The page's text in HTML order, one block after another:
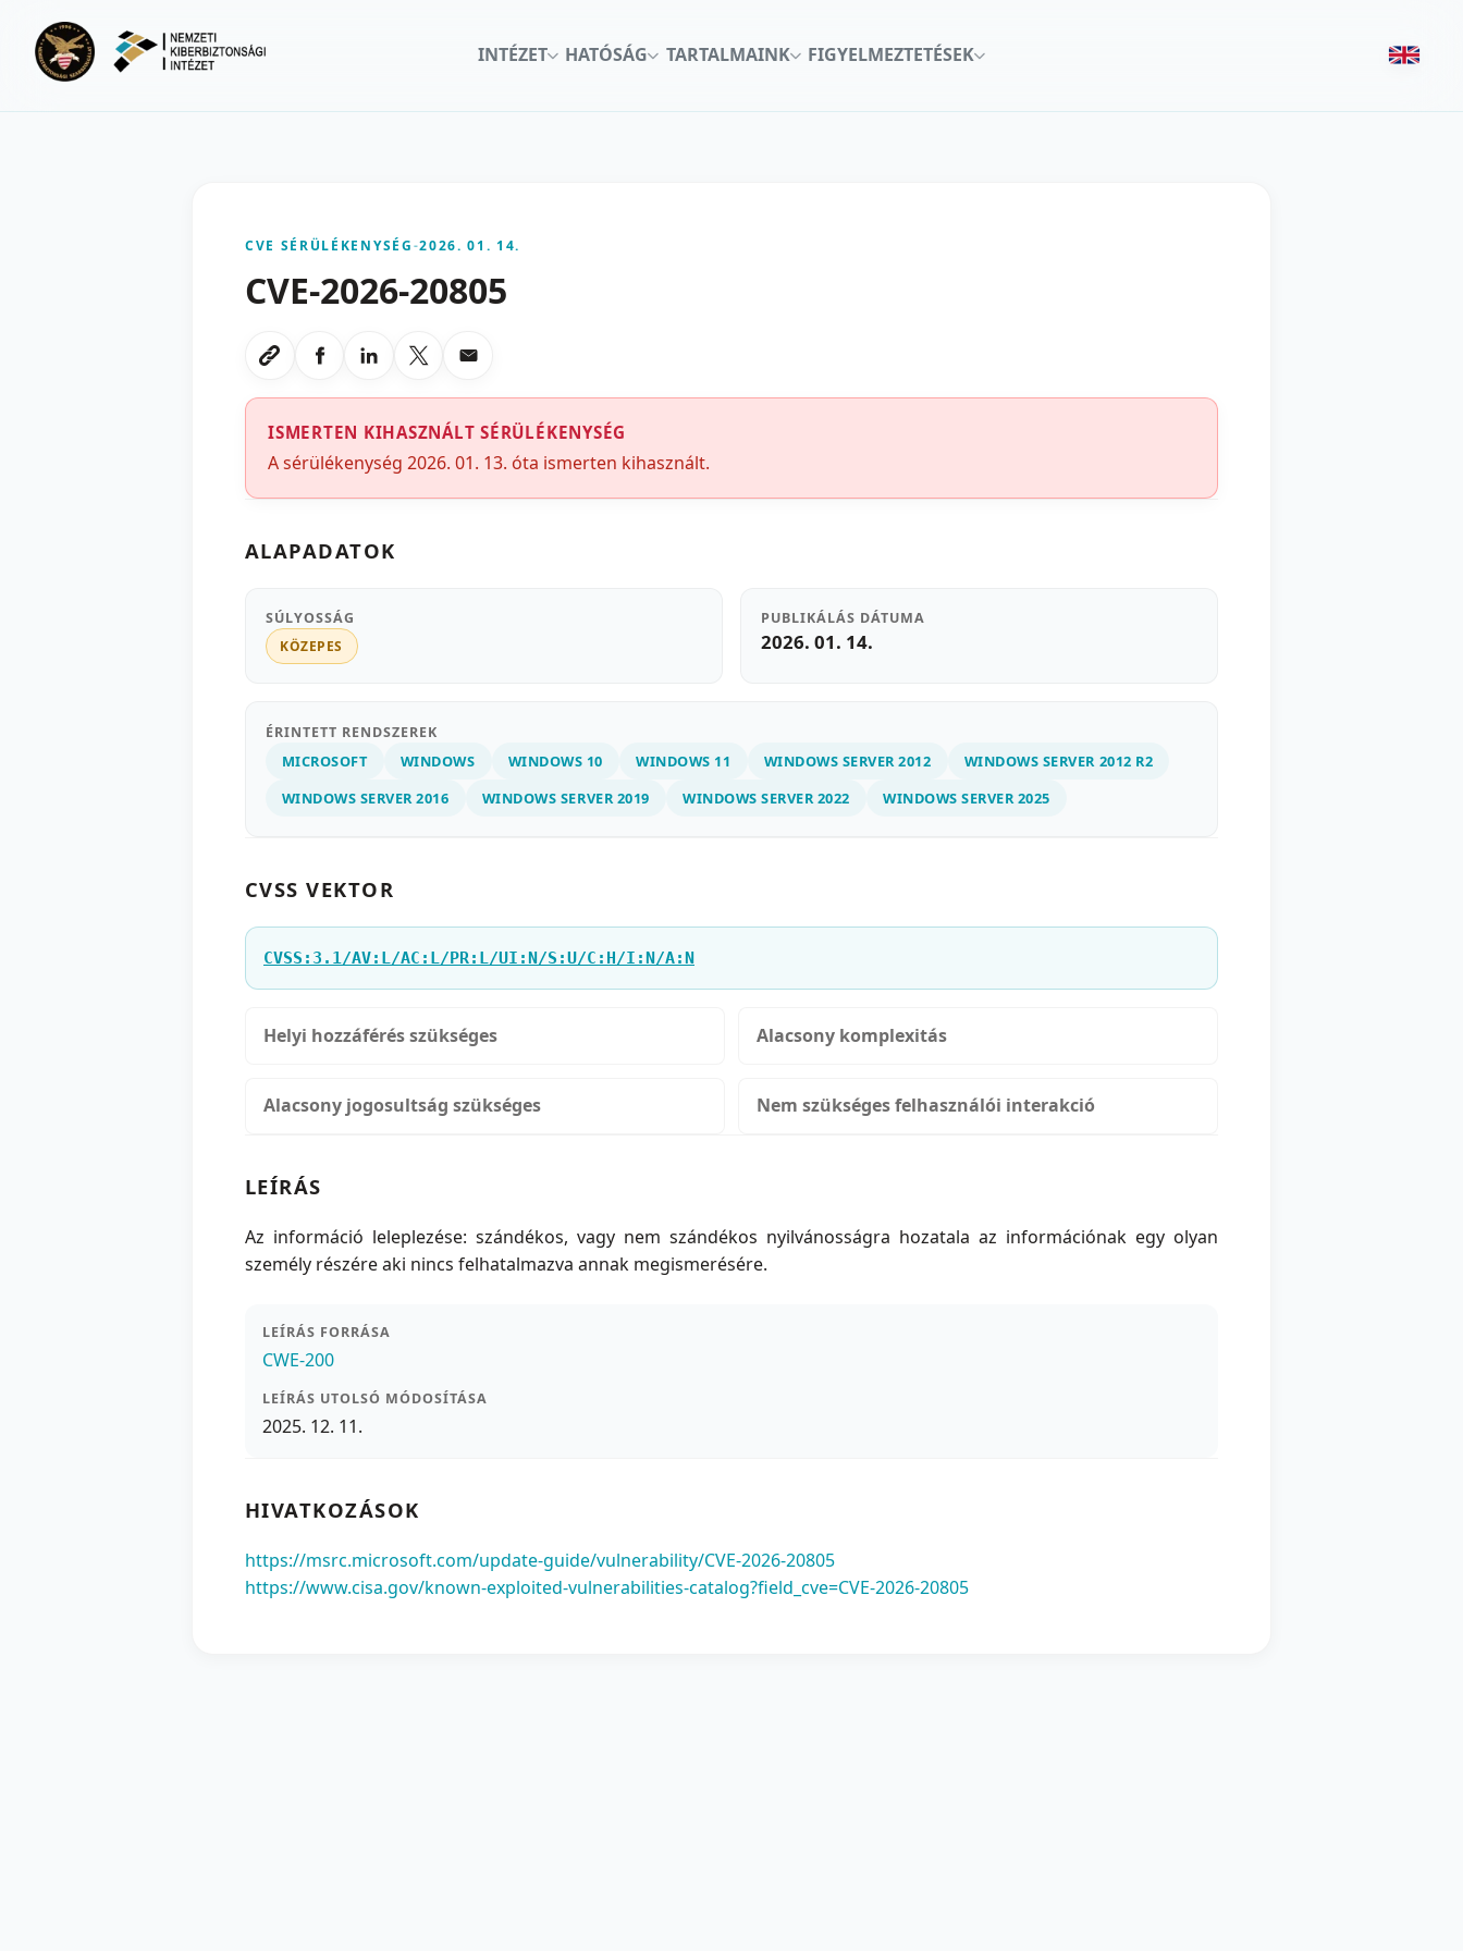
INTÉZET
HATÓSÁG TARTALMAINK FIGYELMEZTETÉSEK
CVE SÉRÜLÉKENYSÉG-2026. 01. 14.
CVE-2026-20805
Link masolasa
Megosztas Facebookon
Megosztas LinkedInen
Megosztas X-en
Megosztas emailben
ISMERTEN KIHASZNÁLT SÉRÜLÉKENYSÉG
A sérülékenység 2026. 01. 13. óta ismerten kihasznált.
ALAPADATOK
SÚLYOSSÁG
KÖZEPES
PUBLIKÁLÁS DÁTUMA
2026. 01. 14.
ÉRINTETT RENDSZEREK
MICROSOFT WINDOWS WINDOWS 10 WINDOWS 11 WINDOWS SERVER 2012
WINDOWS SERVER 2012 R2
WINDOWS SERVER 2016
WINDOWS SERVER 2019 WINDOWS SERVER 2022 WINDOWS SERVER 2025
CVSS VEKTOR
CVSS:3.1/AV:L/AC:L/PR:L/UI:N/S:U/C:H/I:N/A:N
Helyi hozzáférés szükséges Alacsony komplexitás
Alacsony jogosultság szükséges Nem szükséges felhasználói interakció
LEÍRÁS
Az információ leleplezése: szándékos, vagy nem szándékos nyilvánosságra hozatala az információnak egy olyan
személy részére aki nincs felhatalmazva annak megismerésére.
LEÍRÁS FORRÁSA
CWE-200
LEÍRÁS UTOLSÓ MÓDOSÍTÁSA
2025. 12. 11.
HIVATKOZÁSOK
https://msrc.microsoft.com/update-guide/vulnerability/CVE-2026-20805
https://www.cisa.gov/known-exploited-vulnerabilities-catalog?field_cve=CVE-2026-20805